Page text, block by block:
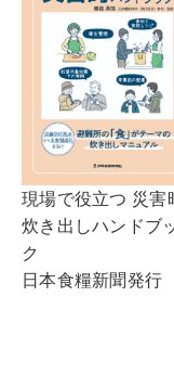
現場で役立つ 災害
炊き出しハンドブ
ク
日本食糧新聞発行